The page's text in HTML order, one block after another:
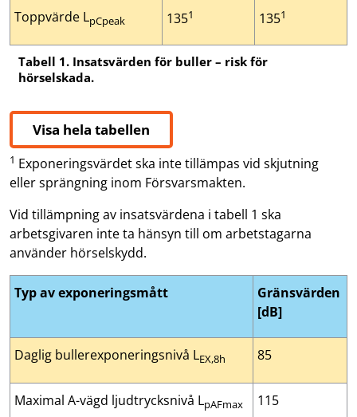
Tabell 1. Insatsvärden för buller – risk för
hörselskada.
Toppvärde LpCpeak 1351 1351
Visa hela tabellen
1 Exponeringsvärdet ska inte tillämpas vid skjutning
eller sprängning inom Försvarsmakten.
Vid tillämpning av insatsvärdena i tabell 1 ska
arbetsgivaren inte ta hänsyn till om arbetstagarna
använder hörselskydd.
Typ av exponeringsmått
Gränsvärden
[dB]
Daglig bullerexponeringsnivå LEX,8h 85
Maximal A-vägd ljudtrycksnivå LpAFmax 115